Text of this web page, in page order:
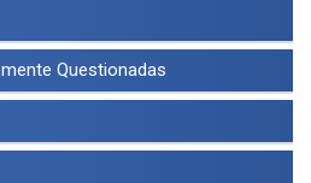
Questionadas